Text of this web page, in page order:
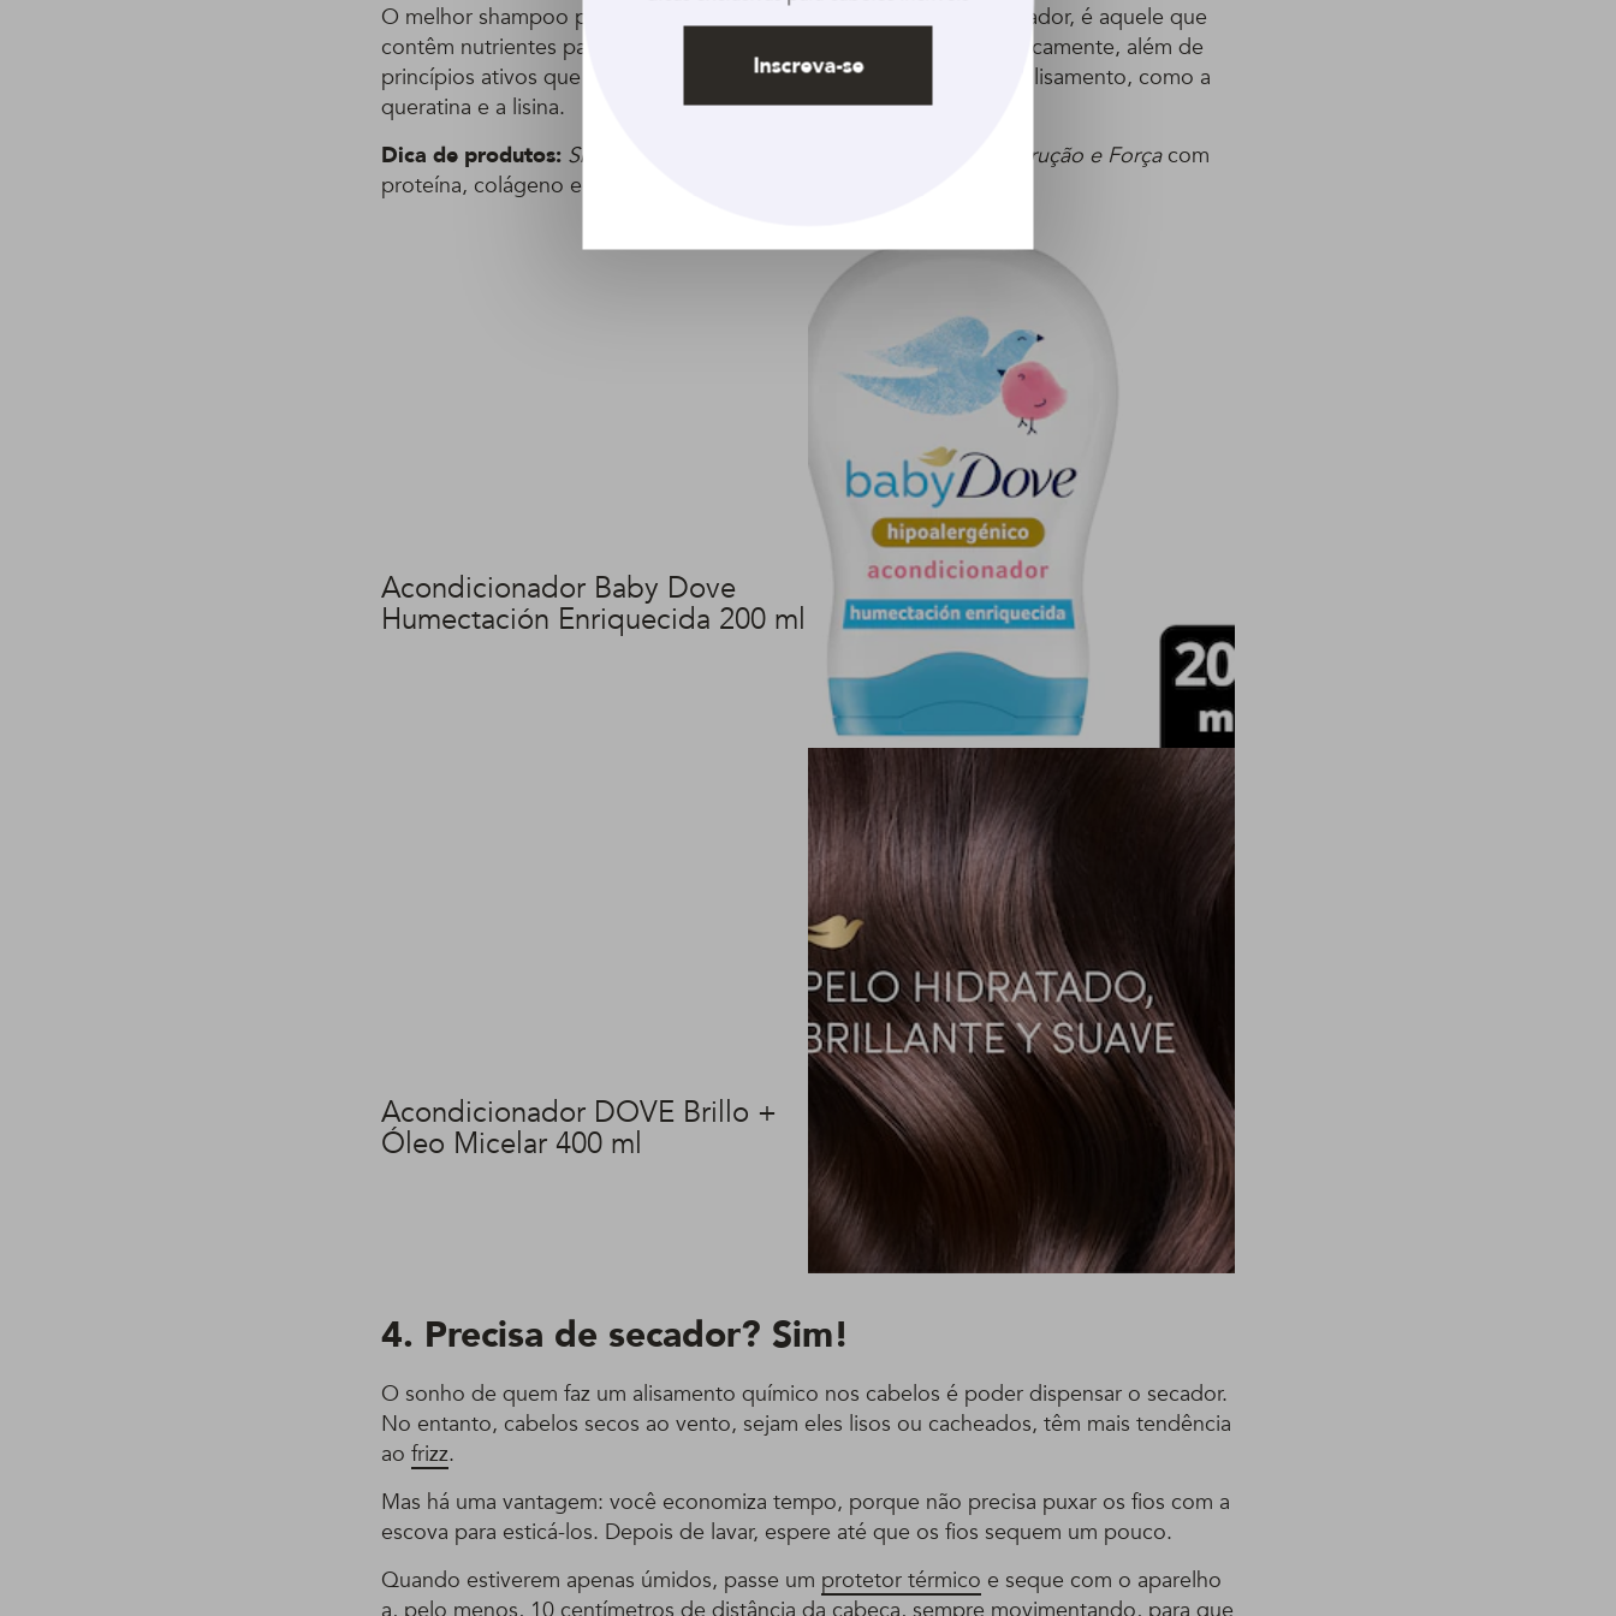
O melhor shampoo para cabelos alisados, assim como o condicionador, é aquele que
contêm nutrientes para repor a nutrição dos cabelos tratados quimicamente, além de
princípios ativos que reconstroem a fibra e prolongam o efeito do alisamento, como a
queratina e a lisina.
Dica de produtos: Shampoo e Condicionador TRESemmé Reconstrução e Forçacom
proteína, colágeno e aminoácidos.
Acondicionador Baby Dove
Humectación Enriquecida 200 ml
Acondicionador DOVE Brillo +
Óleo Micelar 400 ml
4. Precisa de secador? Sim!
O sonho de quem faz um alisamento químico nos cabelos é poder dispensar o secador.
No entanto, cabelos secos ao vento, sejam eles lisos ou cacheados, têm mais tendência
ao frizz.
Mas há uma vantagem: você economiza tempo, porque não precisa puxar os fios com a
escova para esticá-los. Depois de lavar, espere até que os fios sequem um pouco.
Quando estiverem apenas úmidos, passe um protetor térmico e seque com o aparelho
Inscreva-se